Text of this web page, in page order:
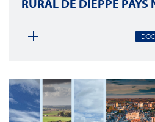
RURAL DE DIEPPE